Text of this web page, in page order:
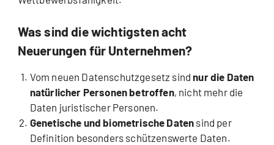
Was sind die wichtigsten acht
Neuerungen für Unternehmen?
Vom neuen Datenschutzgesetz sindnur die Daten
natürlicher Personen betroffen, nicht mehr die
Daten juristischer Personen.
Genetische und biometrische Daten sind per
Definition besonders schützenswerte Daten.